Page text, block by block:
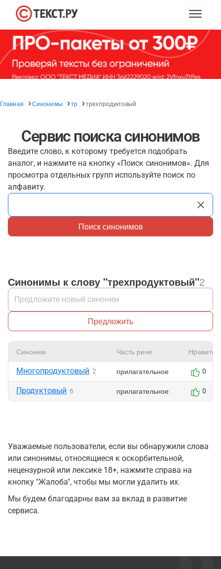
Главная Синонимы тр трехпродуктовый
Сервис поиска синонимов
Введите слово, к которому требуется подобрать
аналог, и нажмите на кнопку «Поиск синонимов». Для
просмотра отдельных групп используйте поиск по
алфавиту.
Поиск синонимов
Синонимы к слову "трехпродуктовый"2
Предложить
Синоним Часть речи Нравится
Многопродуктовый 2 прилагательное 0
Продуктовый 6 прилагательное 0
Уважаемые пользователи, если вы обнаружили слова
или синонимы, относящиеся к оскорбительной,
нецензурной или лексике 18+, нажмите справа на
кнопку "Жалоба", чтобы мы могли удалить их.
Мы будем благодарны вам за вклад в развитие
сервиса.